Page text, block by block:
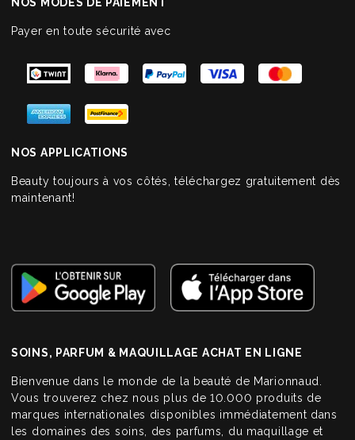
Payer en toute sécurité avec
NOS APPLICATIONS
Beauty toujours à vos côtés, téléchargez gratuitement dès
maintenant!
SOINS, PARFUM & MAQUILLAGE ACHAT EN LIGNE
Bienvenue dans le monde de la beauté de Marionnaud.
Vous trouverez chez nous plus de 10.000 produits de
marques internationales disponibles immédiatement dans
les domaines des soins, des parfums, du maquillage et